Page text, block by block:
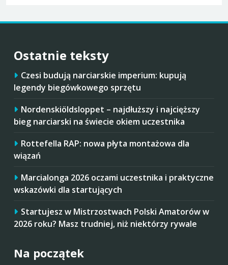
Ostatnie teksty
Czesi budują narciarskie imperium: kupują
legendy biegówkowego sprzętu
Nordenskiöldsloppet – najdłuższy i najcięższy
bieg narciarski na świecie okiem uczestnika
Rottefella RAP: nowa płyta montażowa dla
wiązań
Marcialonga 2026 oczami uczestnika i praktyczne
wskazówki dla startujących
Startujesz w Mistrzostwach Polski Amatorów w
2026 roku? Masz trudniej, niż niektórzy rywale
Na początek